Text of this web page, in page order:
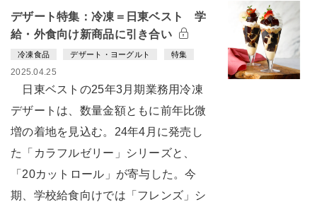
デザート特集：冷凍＝日東ベスト 学
給・外食向け新商品に引き合い
冷凍食品 デザート・ヨーグルト 特集
2025.04.25
日東ベストの25年3月期業務用冷凍
デザートは、数量金額ともに前年比微
増の着地を見込む。24年4月に発売し
た「カラフルゼリー」シリーズと、
「20カットロール」が寄与した。今
期、学校給食向けでは「フレンズ」シ